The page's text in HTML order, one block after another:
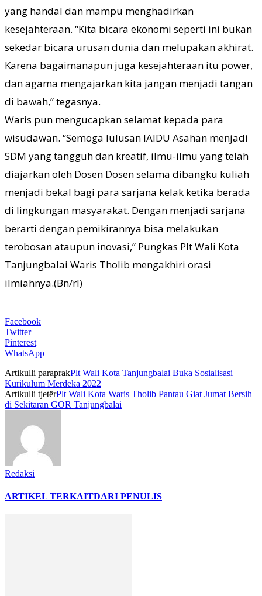
yang handal dan mampu menghadirkan
kesejahteraan. “Kita bicara ekonomi seperti ini bukan
sekedar bicara urusan dunia dan melupakan akhirat.
Karena bagaimanapun juga kesejahteraan itu power,
dan agama mengajarkan kita jangan menjadi tangan
di bawah,” tegasnya.
Waris pun mengucapkan selamat kepada para
wisudawan. “Semoga lulusan IAIDU Asahan menjadi
SDM yang tangguh dan kreatif, ilmu-ilmu yang telah
diajarkan oleh Dosen Dosen selama dibangku kuliah
menjadi bekal bagi para sarjana kelak ketika berada
di lingkungan masyarakat. Dengan menjadi sarjana
berarti dengan pemikirannya bisa melakukan
terobosan ataupun inovasi,” Pungkas Plt Wali Kota
Tanjungbalai Waris Tholib mengakhiri orasi
ilmiahnya.(Bn/rl)
Facebook
Twitter
Pinterest
WhatsApp
Artikulli paraprakPlt Wali Kota Tanjungbalai Buka Sosialisasi
Kurikulum Merdeka 2022
Artikulli tjetërPlt Wali Kota Waris Tholib Pantau Giat Jumat Bersih
di Sekitaran GOR Tanjungbalai
Redaksi
ARTIKEL TERKAITDARI PENULIS